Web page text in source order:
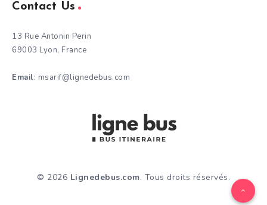
Contact Us
13 Rue Antonin Perin
69003 Lyon, France
Email: msarif@lignedebus.com
© 2026 Lignedebus.com. Tous droits réservés.